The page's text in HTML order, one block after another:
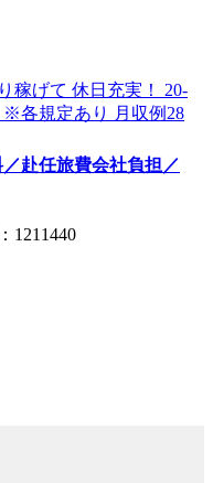
赴任旅費会社負担／
1211440